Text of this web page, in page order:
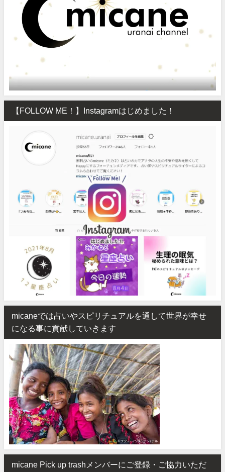
【FOLLOW ME！】Instagramはじめました！
micaneでは占いやスピリチュアルを通して世界が幸せ
になる事に貢献していきます
micane Pick up trashメンバーにご登録・ご協力いただ